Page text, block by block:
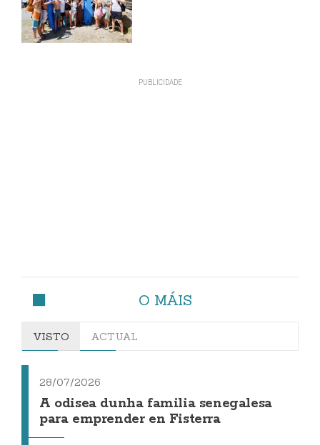
O MÁIS
VISTO ACTUAL
28/07/2026
A odisea dunha familia senegalesa
para emprender en Fisterra